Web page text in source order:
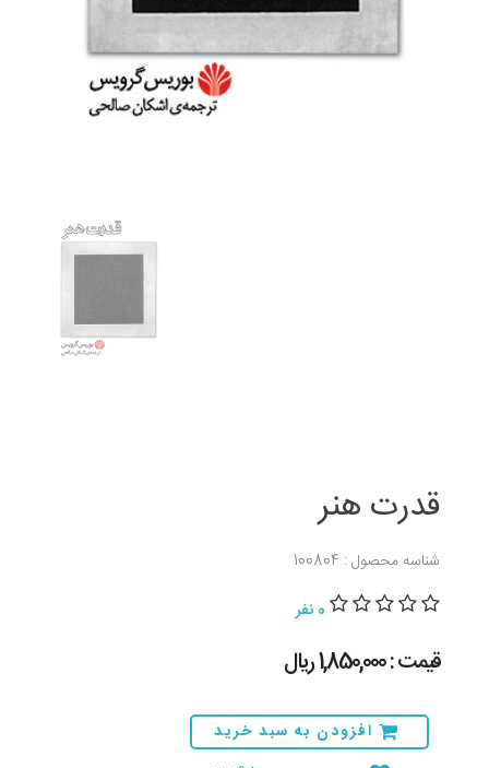
قدرت هنر
شناسه محصول : 100804
0 نفر
قیمت : 1,850,000 ريال
افزودن به سبد خرید